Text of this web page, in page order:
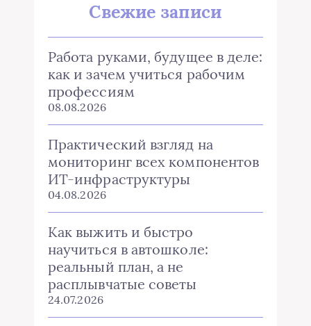
Свежие записи
Работа руками, будущее в деле:
как и зачем учиться рабочим
профессиям
08.08.2026
Практический взгляд на
мониторинг всех компонентов
ИТ-инфраструктуры
04.08.2026
Как выжить и быстро
научиться в автошколе:
реальный план, а не
расплывчатые советы
24.07.2026